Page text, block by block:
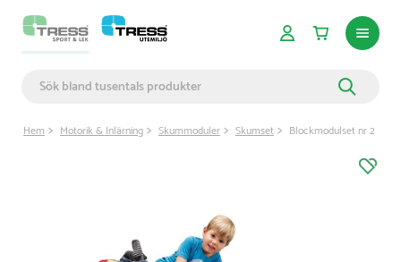
Hem Motorik & Inlärning Skummoduler Skumset Blockmodulset nr 2